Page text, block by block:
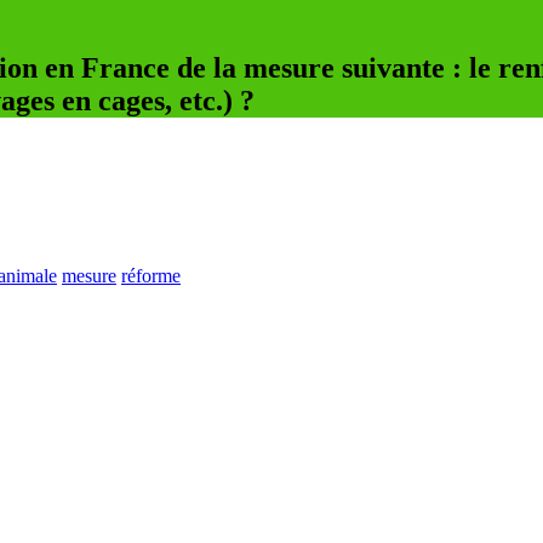
en France de la mesure suivante : le
en cages, etc.) ?
mesure réforme